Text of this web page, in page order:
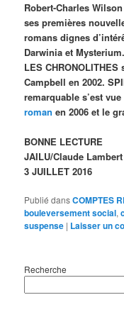
Robert-Charles
ses premières
romans dignes
Darwinia et
LES
Campbell en 2002.
remarquable s’est
roman en 2006 et le
BONNE LECTURE
JAILU/Claude Lambert
3 JUILLET 2016
Publié dansCOMPTES
bouleversement social,
suspense | Laisser un
Recherche